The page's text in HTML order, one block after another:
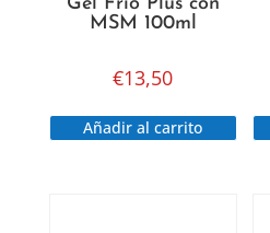
MSM 100ml
€13,50
Añadir al carrito